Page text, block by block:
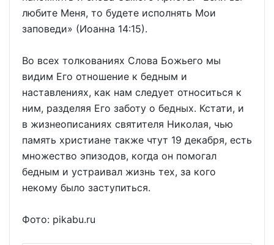
любите Меня, то будете исполнять Мои
заповеди» (Иоанна 14:15).
Во всех толкованиях Слова Божьего мы
видим Его отношение к бедным и
наставлениях, как нам следует относиться к
ним, разделяя Его заботу о бедных. Кстати, и
в жизнеописаниях святителя Николая, чью
память христиане также чтут 19 декабря, есть
множество эпизодов, когда он помогал
бедным и устраивал жизнь тех, за кого
некому было заступиться.
Фото: pikabu.ru